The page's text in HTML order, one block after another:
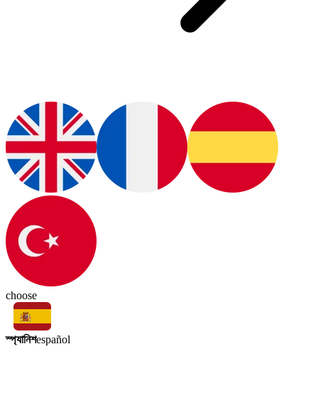
choose
স্প্যানিশespañol